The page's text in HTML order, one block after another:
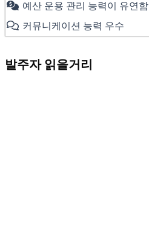
예산 운용 관리 능력이 유연함
커뮤니케이션 능력 우수
발주자 읽을거리